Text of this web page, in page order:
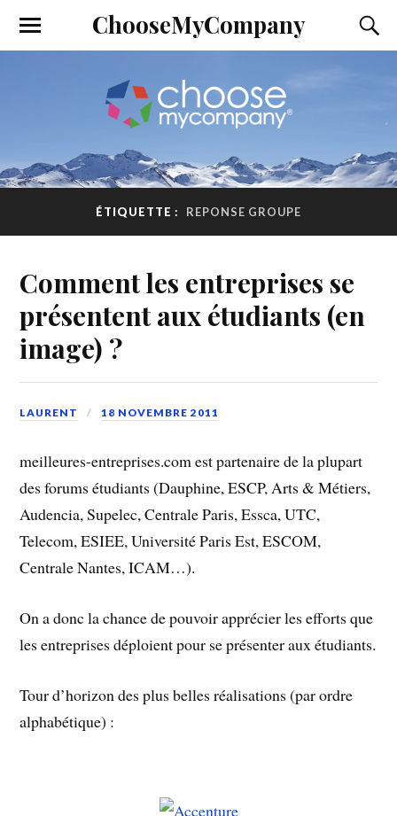
ChooseMyCompany
ÉTIQUETTE : REPONSE GROUPE
Comment les entreprises se
présentent aux étudiants (en
image) ?
LAURENT 18 NOVEMBRE 2011
meilleures-entreprises.com est partenaire de la plupart
des forums étudiants (Dauphine, ESCP, Arts & Métiers,
Audencia, Supelec, Centrale Paris, Essca, UTC,
Telecom, ESIEE, Université Paris Est, ESCOM,
Centrale Nantes, ICAM…).
On a donc la chance de pouvoir apprécier les efforts que
les entreprises déploient pour se présenter aux étudiants.
Tour d’horizon des plus belles réalisations (par ordre
alphabétique) :